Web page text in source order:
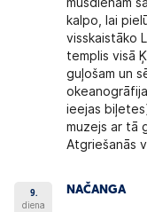
mūsdienām
kalpo, lai
visskaistāko
templis visā
guļošam un
ieejas
muzejs ar tā
Atgriešanās
9.
diena
NAČANGA